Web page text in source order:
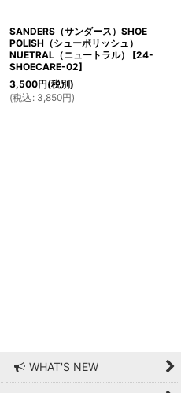
SANDERS（サンダース）SHOE
POLISH（シューポリッシュ）
NUETRAL（ニュートラル）
[24-
SHOECARE-02]
3,500円(税別)
(税込 : 3,850円)
WHAT'S NEW